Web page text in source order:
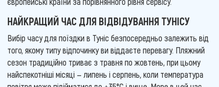
НАЙКРАЩИЙ ЧАС ДЛЯ ВІДВІДУВАННЯ ТУНІСУ
Вибір часу для поїздки в Туніс безпосередньо залежить від
того, якому типу відпочинку ви віддаєте перевагу. Пляжний
сезон традиційно триває з травня по жовтень, при цьому
найспекотніші місяці — липень і серпень, коли температура